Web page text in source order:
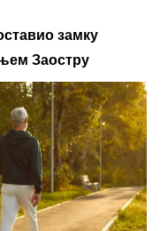
замку
Заостру